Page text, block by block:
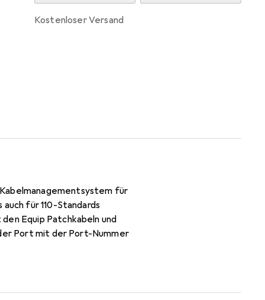
kostenloser Versand
für
für 110-Standards
Equip Patchkabeln und
Port mit der Port-Nummer